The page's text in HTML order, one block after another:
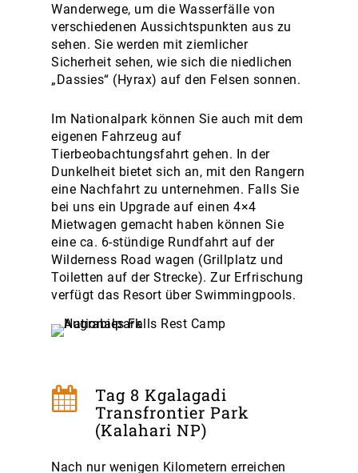
Wanderwege, um die Wasserfälle von
verschiedenen Aussichtspunkten aus zu
sehen. Sie werden mit ziemlicher
Sicherheit sehen, wie sich die niedlichen
„Dassies“ (Hyrax) auf den Felsen sonnen.
Im Nationalpark können Sie auch mit dem
eigenen Fahrzeug auf
Tierbeobachtungsfahrt gehen. In der
Dunkelheit bietet sich an, mit den Rangern
eine Nachfahrt zu unternehmen. Falls Sie
bei uns ein Upgrade auf einen 4×4
Mietwagen gemacht haben können Sie
eine ca. 6-stündige Rundfahrt auf der
Wilderness Road wagen (Grillplatz und
Toiletten auf der Strecke). Zur Erfrischung
verfügt das Resort über Swimmingpools.
Tag 8 Kgalagadi
Transfrontier Park
(Kalahari NP)
Nach nur wenigen Kilometern erreichen